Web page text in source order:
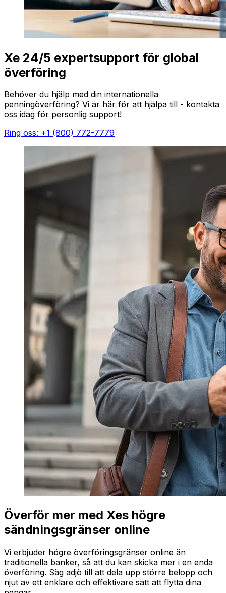
Xe 24/5 expertsupport för global
överföring
Behöver du hjälp med din internationella
penningöverföring? Vi är här för att hjälpa till - kontakta
oss idag för personlig support!
Ring oss: +1 (800) 772-7779
Överför mer med Xes högre
sändningsgränser online
Vi erbjuder högre överföringsgränser online än
traditionella banker, så att du kan skicka mer i en enda
överföring. Säg adjö till att dela upp större belopp och
njut av ett enklare och effektivare sätt att flytta dina